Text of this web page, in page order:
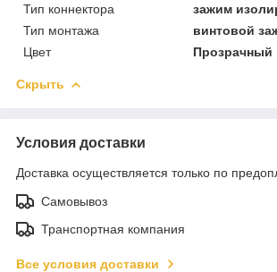
Тип коннектора
зажим
Тип монтажа
винтовой
Цвет
Прозрачный
Скрыть
Условия доставки
Доставка осуществляется только по
Самовывоз
Транспортная компания
Все условия доставки